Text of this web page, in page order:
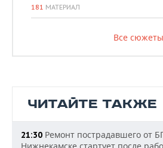
181 МАТЕРИАЛ
Все сюжеты
ЧИТАЙТЕ ТАКЖЕ
21:30 Ремонт пострадавшего от